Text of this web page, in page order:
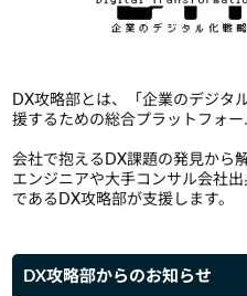
DX攻略部とは、「企業のデジタ
援するための総合プラットフォー
会社で抱えるDX課題の発見から
エンジニアや大手コンサル会社
であるDX攻略部が支援します。
DX攻略部からのお知らせ